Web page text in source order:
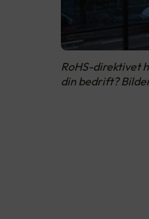
RoHS-direktivet
din bedrift?